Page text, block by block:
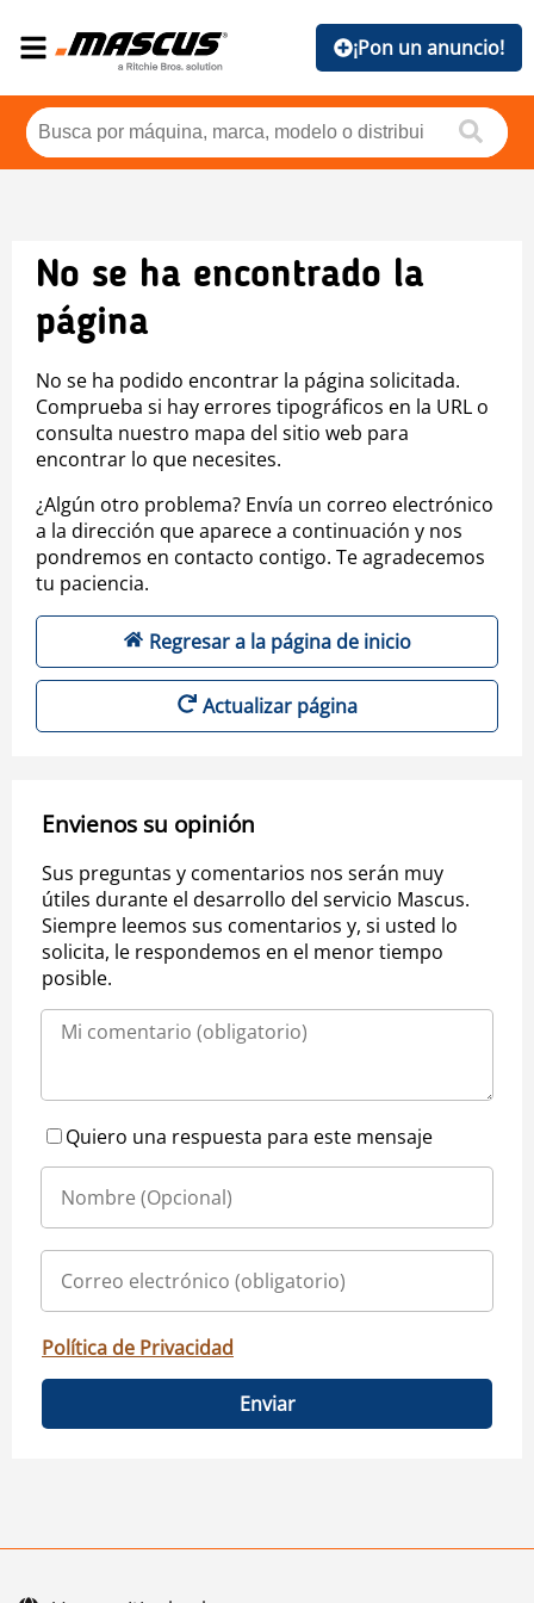
¡Pon un anuncio!
No se ha encontrado la
página
No se ha podido encontrar la página solicitada.
Comprueba si hay errores tipográficos en la URL o
consulta nuestro mapa del sitio web para
encontrar lo que necesites.
¿Algún otro problema? Envía un correo electrónico
a la dirección que aparece a continuación y nos
pondremos en contacto contigo. Te agradecemos
tu paciencia.
Regresar a la página de inicio
Actualizar página
Envienos su opinión
Sus preguntas y comentarios nos serán muy
útiles durante el desarrollo del servicio Mascus.
Siempre leemos sus comentarios y, si usted lo
solicita, le respondemos en el menor tiempo
posible.
Quiero una respuesta para este mensaje
Política de Privacidad
Enviar